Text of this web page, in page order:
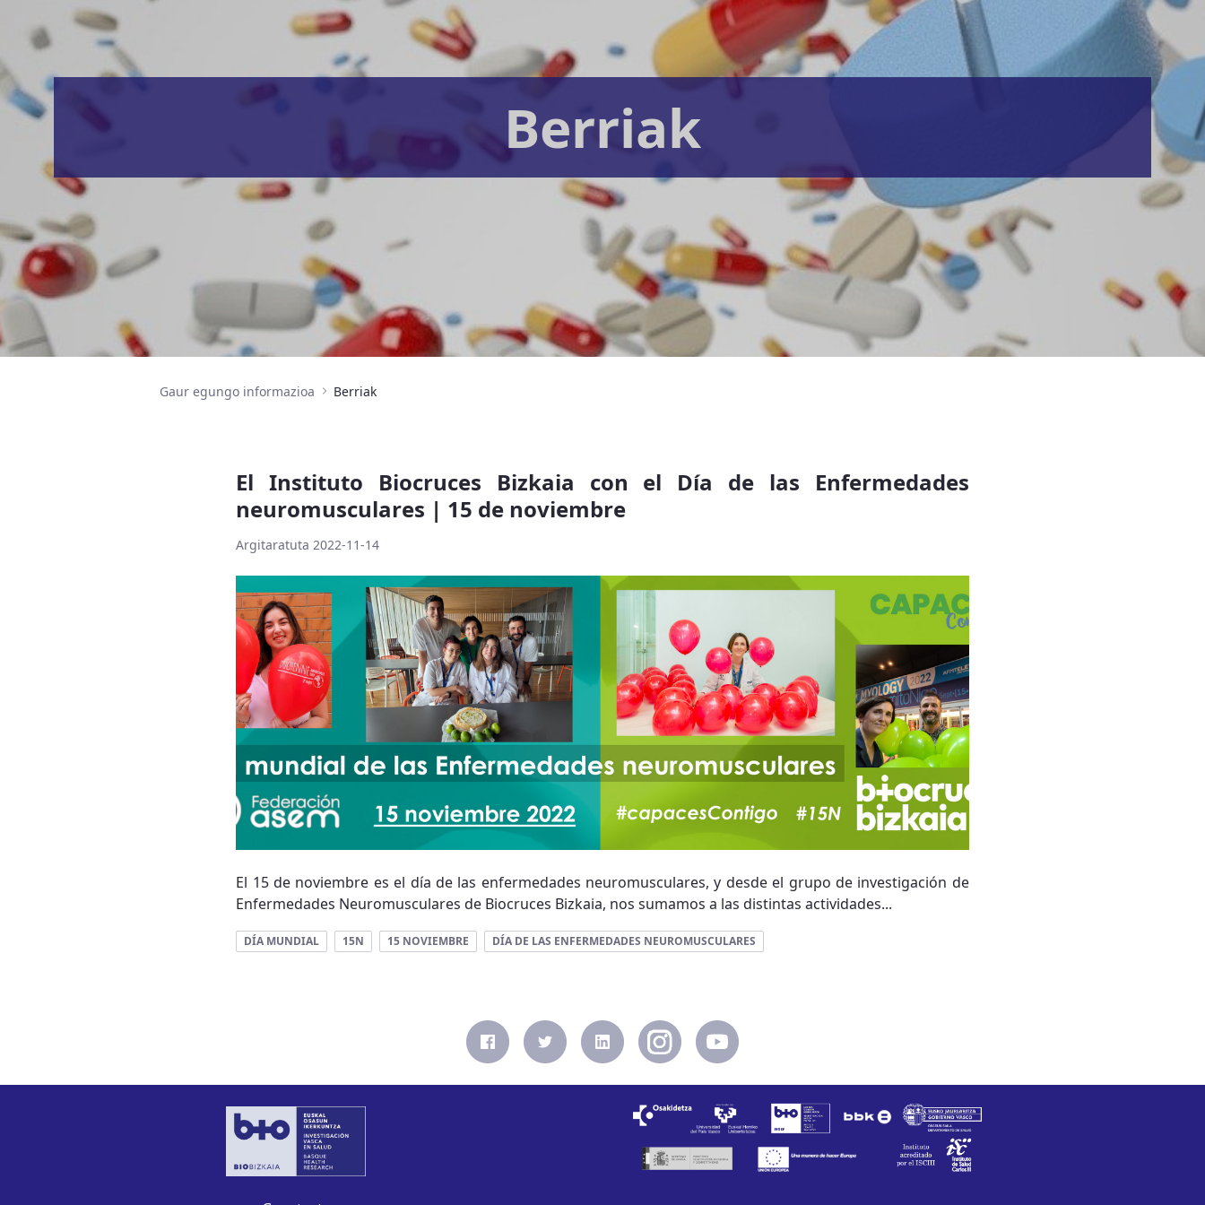
Berriak
Gaur egungo informazioa Berriak
El Instituto Biocruces Bizkaia con el Día de las Enfermedades
neuromusculares | 15 de noviembre
Argitaratuta 2022-11-14
El 15 de noviembre es el día de las enfermedades neuromusculares, y desde el grupo de investigación de
Enfermedades Neuromusculares de Biocruces Bizkaia, nos sumamos a las distintas actividades...
DÍA MUNDIAL 15N 15 NOVIEMBRE DÍA DE LAS ENFERMEDADES NEUROMUSCULARES